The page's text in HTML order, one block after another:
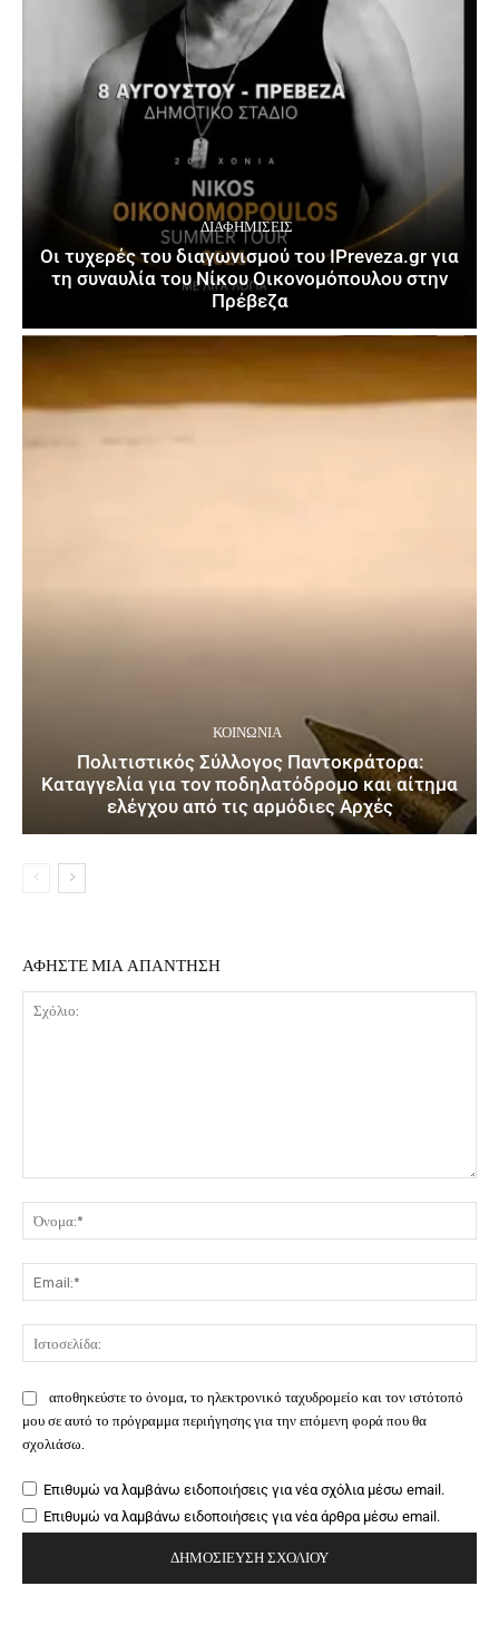
ΔΙΑΦΗΜΊΣΕΙΣ
Οι τυχερές του διαγωνισμού του IPreveza.gr για
τη συναυλία του Νίκου Οικονομόπουλου στην
Πρέβεζα
ΚΟΙΝΩΝΙΑ
Πολιτιστικός Σύλλογος Παντοκράτορα:
Καταγγελία για τον ποδηλατόδρομο και αίτημα
ελέγχου από τις αρμόδιες Αρχές
ΑΦΗΣΤΕ ΜΙΑ ΑΠΑΝΤΗΣΗ
αποθηκεύστε το όνομα, το ηλεκτρονικό ταχυδρομείο και τον ιστότοπό
μου σε αυτό το πρόγραμμα περιήγησης για την επόμενη φορά που θα
σχολιάσω.
Επιθυμώ να λαμβάνω ειδοποιήσεις για νέα σχόλια μέσω email.
Επιθυμώ να λαμβάνω ειδοποιήσεις για νέα άρθρα μέσω email.